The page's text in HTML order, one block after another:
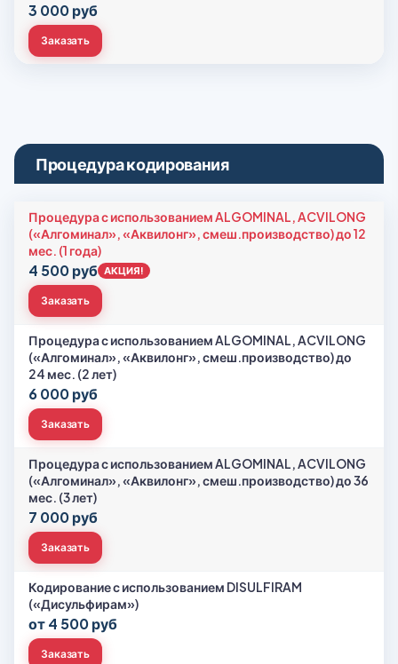
3 000 руб
Заказать
Процедура кодирования
Процедура с использованием ALGOMINAL, ACVILONG
(«Алгоминал», «Аквилонг», смеш.производство) до 12
мес. (1 года)
4 500 руб АКЦИЯ!
Заказать
Процедура с использованием ALGOMINAL, ACVILONG
(«Алгоминал», «Аквилонг», смеш.производство) до
24 мес. (2 лет)
6 000 руб
Заказать
Процедура с использованием ALGOMINAL, ACVILONG
(«Алгоминал», «Аквилонг», смеш.производство) до 36
мес. (3 лет)
7 000 руб
Заказать
Кодирование с использованием DISULFIRAM
(«Дисульфирам»)
от 4 500 руб
Заказать